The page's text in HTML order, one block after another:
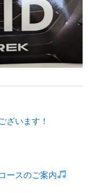
ざいます！
ースのご案内